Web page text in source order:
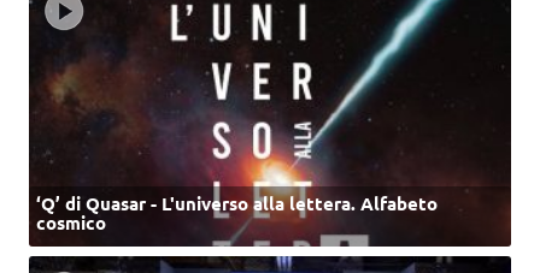
‘Q’ di Quasar - L'universo alla lettera. Alfabeto
cosmico